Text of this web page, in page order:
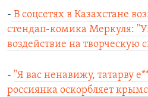
- В соцсетях в Казахстане
стендап-комика Меркуля:
воздействие на творческую
- "Я вас ненавижу, татарву
россиянка оскорбляет